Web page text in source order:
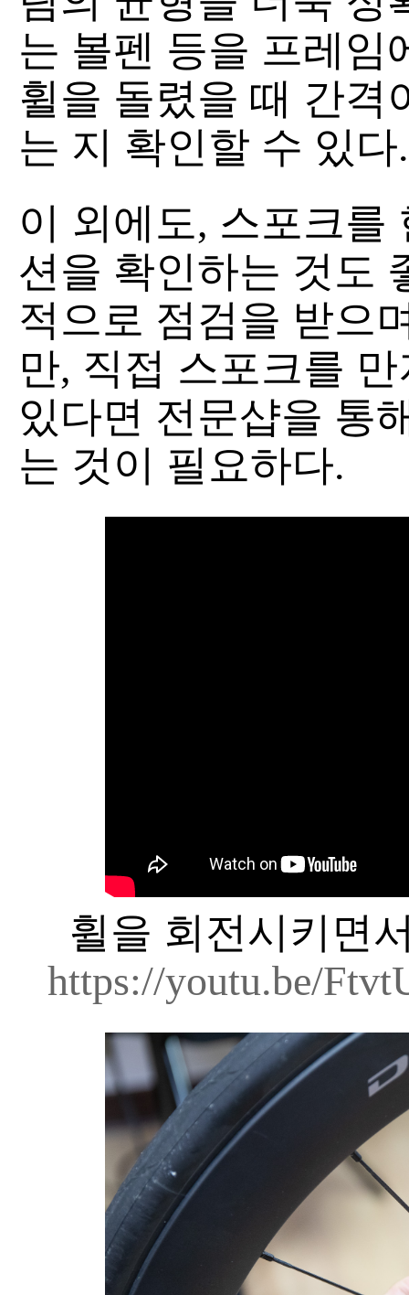
는 볼펜 등을 프레임
휠을 돌렸을 때 간격
는 지 확인할 수 있다.
이 외에도, 스포크를
션을 확인하는 것도
적으로 점검을 받으
만, 직접 스포크를
있다면 전문샵을 통
는 것이 필요하다.
휠을 회전시키면
https://youtu.be/